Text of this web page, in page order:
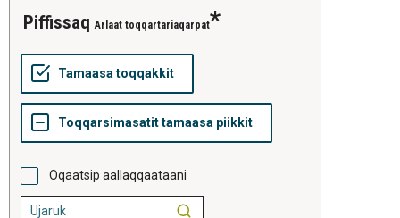
piffissaq Arlaat toqqartariaqarpat
Oqaatsip aallaqqaataani